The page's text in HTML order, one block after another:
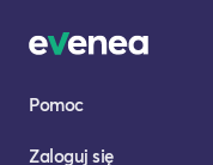
Pomoc
Zaloguj się